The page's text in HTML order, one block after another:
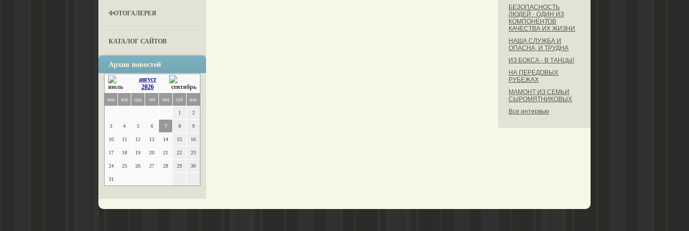
ФОТОГАЛЕРЕЯ
КАТАЛОГ САЙТОВ
Архив новостей
август
2026
пон втр срд чет пят суб вск
1 2
3 4 5 6 7 8 9
10 11 12 13 14 15 16
17 18 19 20 21 22 23
24 25 26 27 28 29 30
31
БЕЗОПАСНОСТЬ
ЛЮДЕЙ - ОДИН ИЗ
КОМПОНЕНТОВ
КАЧЕСТВА ИХ ЖИЗНИ
НАША СЛУЖБА И
ОПАСНА, И ТРУДНА
ИЗ БОКСА - В ТАНЦЫ!
НА ПЕРЕДОВЫХ
РУБЕЖАХ
МАМОНТ ИЗ СЕМЬИ
СЫРОМЯТНИКОВЫХ
Все интервью